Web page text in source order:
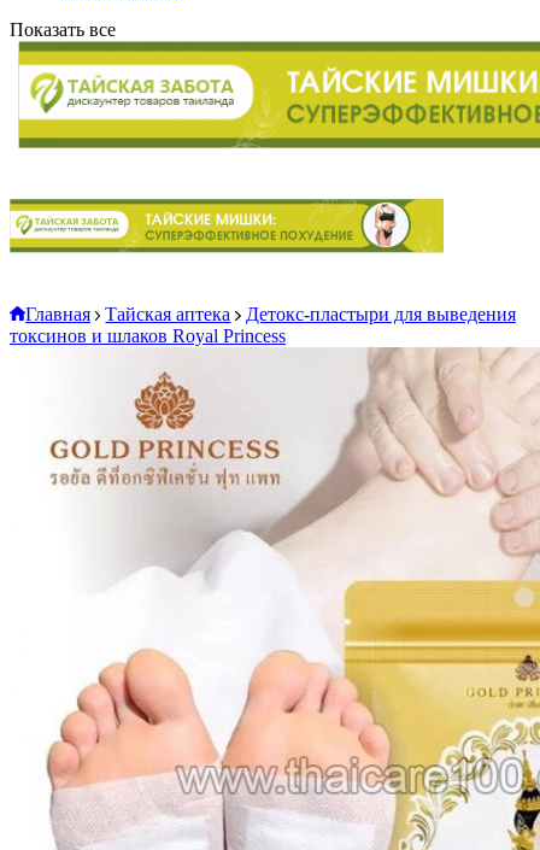
Показать все
Главная Тайская аптека
Детокс-пластыри для выведения
токсинов и шлаков Royal Princess